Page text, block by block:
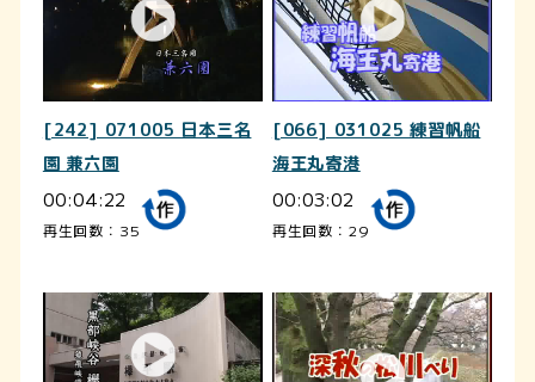
[242] 071005 日本三名
園 兼六園
00:04:22
再生回数：35
[066] 031025 練習帆船
海王丸寄港
00:03:02
再生回数：29